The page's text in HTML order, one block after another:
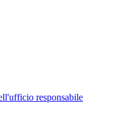
responsabile